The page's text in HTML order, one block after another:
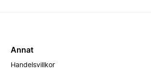
Annat
Handelsvillkor